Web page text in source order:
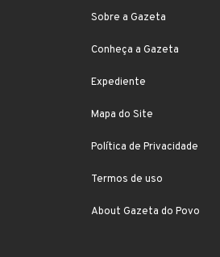
Sobre a Gazeta
Conheça a Gazeta
Expediente
Mapa do Site
Política de Privacidade
Termos de uso
About Gazeta do Povo